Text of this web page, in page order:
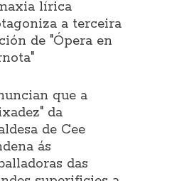
lírica
a terceira
de "Ópera en
que a
da
de Cee
ás
das